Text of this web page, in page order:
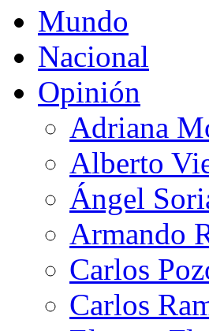
Mundo
Nacional
Opinión
Adriana
Alberto
Ángel
Armando
Carlos
Carlos